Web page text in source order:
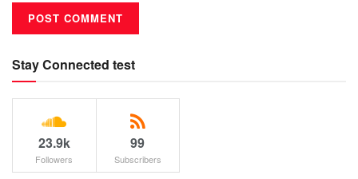
Stay Connected test
23.9k
Followers
99
Subscribers